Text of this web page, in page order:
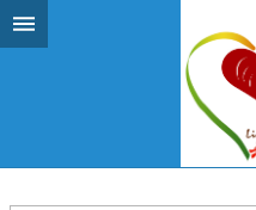
跳到主要內容區塊